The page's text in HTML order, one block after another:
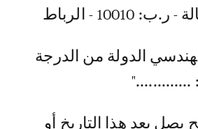
- الرباط
الدولة من الدرجة
............."
بعد هذا التاريخ أو